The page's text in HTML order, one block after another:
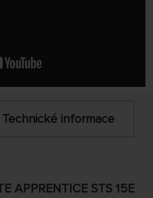
Technické informace
APPRENTICE STS 15E